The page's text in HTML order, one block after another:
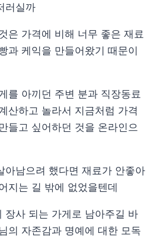
러실까
은 가격에 비해 너무 좋은 재료
과 케익을 만들어왔기 때문이
를 아끼던 주변 분과 직장동료
산하고 놀라서 지금처럼 가격
들고 싶어하던 것을 온라인으
아남으려 했다면 재료가 안좋아
지는 길 밖에 없었을텐데
장사 되는 가게로 남아주길 바
의 자존감과 명예에 대한 모독